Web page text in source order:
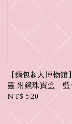
【麵包超人博物館
靈 附鏡珠寶盒 -
Regular
NT$ 520